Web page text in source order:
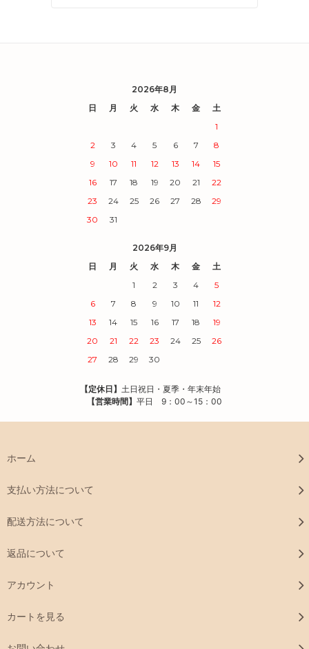
2026年8月
日
月 火 水 木 金
土
1
2
3 4 5 6 7
8
9
10 11 12 13 14
15
16
17 18 19 20 21
22
23
24 25 26 27 28
29
30
31
2026年9月
日
月 火 水 木 金
土
1
2 3 4
5
6
7 8 9 10 11
12
13
14 15 16 17 18
19
20
21 22 23 24 25
26
27
28 29 30
【定休日】 土日祝日・夏季・年末年始
【営業時間】 平日 9：00～15：00
ホーム
支払い方法について
配送方法について
返品について
アカウント
カートを見る